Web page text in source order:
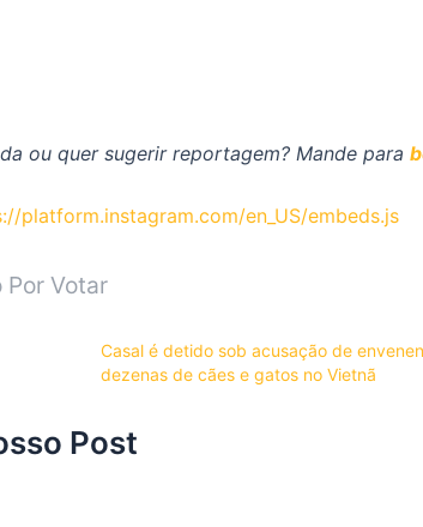
ou quer sugerir reportagem? Mande para
platform.instagram.com/en_US/embeds.js
Votar
Casal é detido sob acusação de
dezenas de cães e gatos no Vietnã
Post